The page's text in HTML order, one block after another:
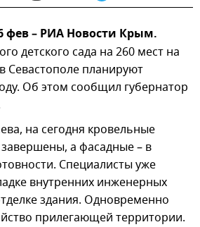
– РИА Новости Крым.
детского сада на 260 мест на
Севастополе планируют
Об этом сообщил губернатор
на сегодня кровельные
а фасадные – в
Специалисты уже
внутренних инженерных
здания. Одновременно
прилегающей территории.